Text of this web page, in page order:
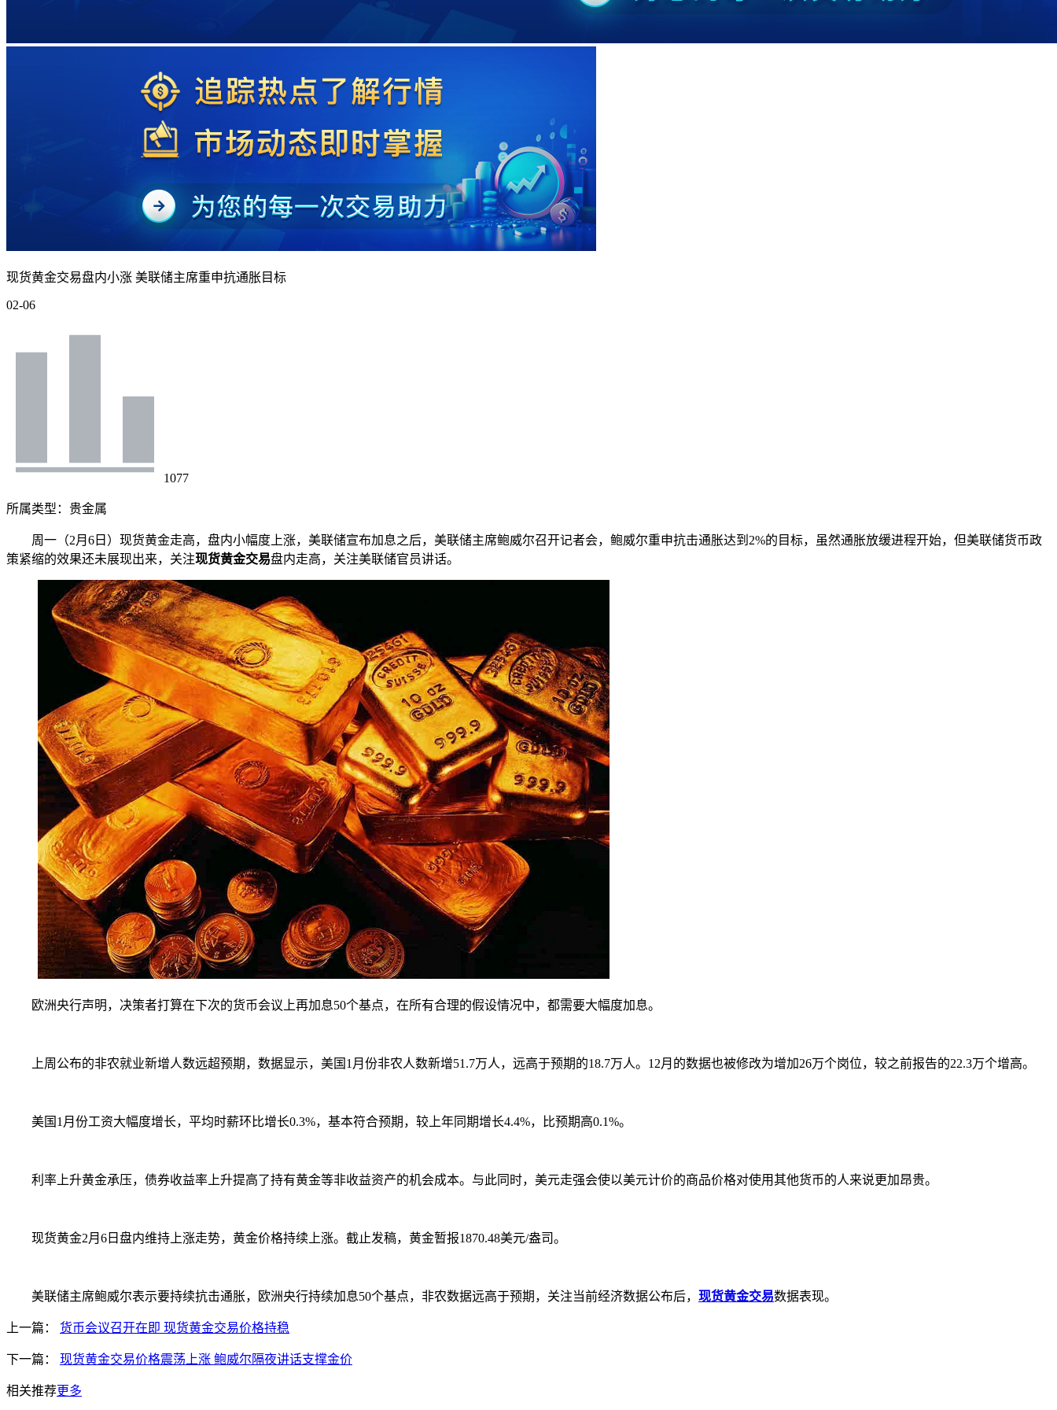
现货黄金交易盘内小涨 美联储主席重申抗通胀目标
02-06
1077
所属类型： 贵金属
周一（2月6日）现货黄金走高，盘内小幅度上涨，美联储宣布加息之后，美联储主席鲍威尔召开记者会，鲍威尔重申抗击通胀达到2%的目标，虽然通胀放缓进程开始，但美联储货币政
策紧缩的效果还未展现出来，关注现货黄金交易盘内走高，关注美联储官员讲话。
欧洲央行声明，决策者打算在下次的货币会议上再加息50个基点，在所有合理的假设情况中，都需要大幅度加息。
上周公布的非农就业新增人数远超预期，数据显示，美国1月份非农人数新增51.7万人，远高于预期的18.7万人。12月的数据也被修改为增加26万个岗位，较之前报告的22.3万个增高。
美国1月份工资大幅度增长，平均时薪环比增长0.3%，基本符合预期，较上年同期增长4.4%，比预期高0.1%。
利率上升黄金承压，债券收益率上升提高了持有黄金等非收益资产的机会成本。与此同时，美元走强会使以美元计价的商品价格对使用其他货币的人来说更加昂贵。
现货黄金2月6日盘内维持上涨走势，黄金价格持续上涨。截止发稿，黄金暂报1870.48美元/盎司。
美联储主席鲍威尔表示要持续抗击通胀，欧洲央行持续加息50个基点，非农数据远高于预期，关注当前经济数据公布后， 现货黄金交易数据表现。
上一篇： 货币会议召开在即 现货黄金交易价格持稳
下一篇： 现货黄金交易价格震荡上涨 鲍威尔隔夜讲话支撑金价
相关推荐更多